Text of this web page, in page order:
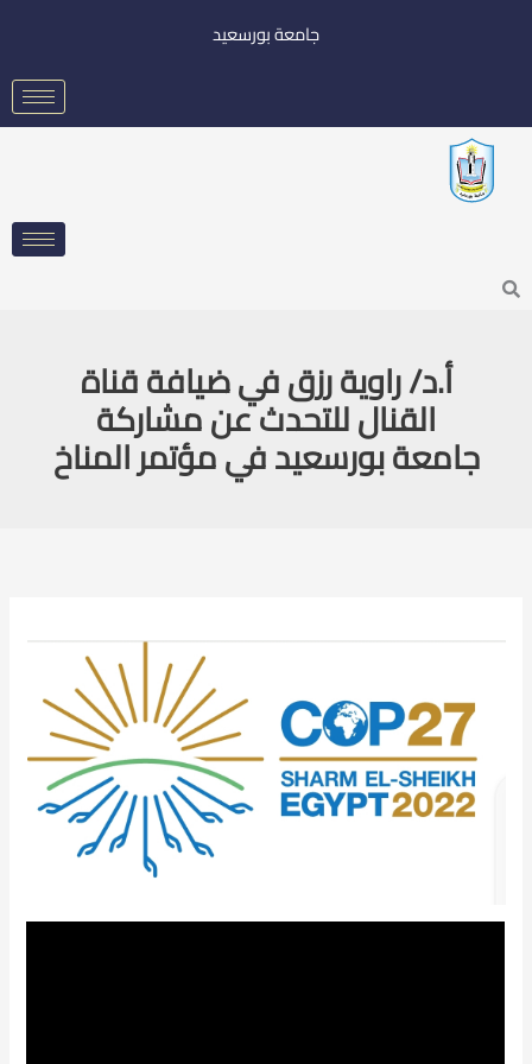
جامعة بورسعيد
Search
أ.د/ راوية رزق في ضيافة قناة
القنال للتحدث عن مشاركة
جامعة بورسعيد في مؤتمر المناخ